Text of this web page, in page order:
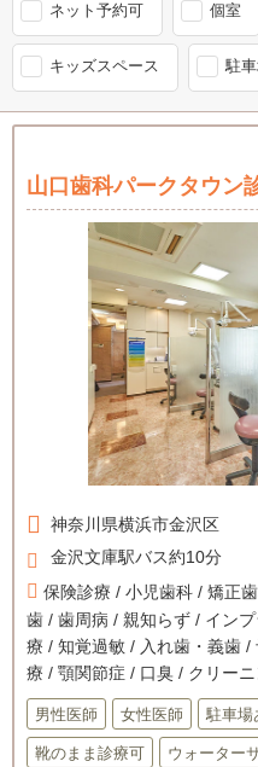
ネット予約可 個室
キッズスペース 駐
山口歯科パークタウン
神奈川県横浜市金沢区
金沢文庫駅バス約10分
保険診療 / 小児歯科 / 矯正
歯 / 歯周病 / 親知らず / イン
療 / 知覚過敏 / 入れ歯・義歯
療 / 顎関節症 / 口臭 / クリー
男性医師 女性医師 駐車場
靴のまま診療可 ウォーター